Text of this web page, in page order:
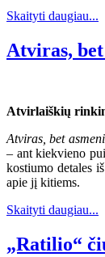
Skaityti daugiau...
Atviras,
Atvirlaiškių
Atviras, bet
– ant kiekvieno
kostiumo detales
apie jį kitiems.
Skaityti daugiau...
„Ratilio“